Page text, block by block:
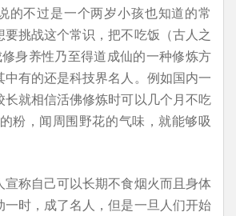
的不过是一个两岁小孩也知道的常
挑战这个常识，把不吃饭（古人之
修身养性乃至得道成仙的一种修炼方
有的还是科技界名人。例如国内一
长就相信活佛修炼时可以几个月不吃
粉，闻周围野花的气味，就能够吸
称自己可以长期不食烟火而且身体
时，成了名人，但是一旦人们开始